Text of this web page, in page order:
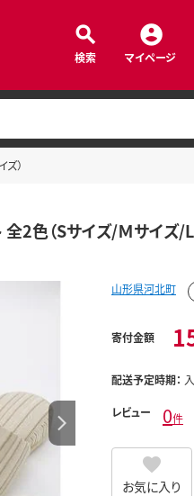
検索 マイページ
）
2色（Sサイズ/Ｍサイズ/L
山形県河北町
寄付金額
配送予定時期：
レビュー 0件
お気に入り